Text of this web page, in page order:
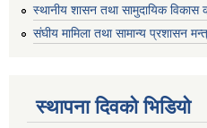
स्थानीय शासन तथा सामुदायिक विकास
संघीय मामिला तथा सामान्य प्रशासन
स्थापना दिवको भिडियो